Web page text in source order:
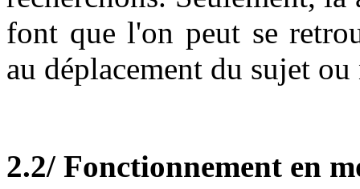
font que l'on peut se
au déplacement du sujet
2.2/ Fonctionnement en